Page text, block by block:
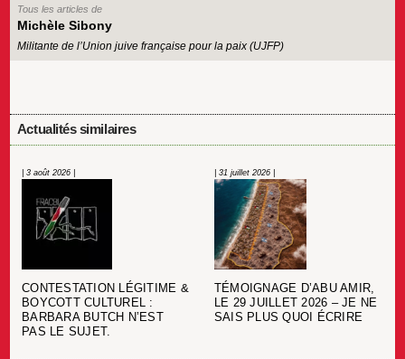
Tous les articles de
Michèle Sibony
Militante de l’Union juive française pour la paix (UJFP)
Actualités similaires
| 3 août 2026 |
CONTESTATION LÉGITIME &
BOYCOTT CULTUREL :
BARBARA BUTCH N’EST
PAS LE SUJET.
| 31 juillet 2026 |
TÉMOIGNAGE D’ABU AMIR,
LE 29 JUILLET 2026 – JE NE
SAIS PLUS QUOI ÉCRIRE